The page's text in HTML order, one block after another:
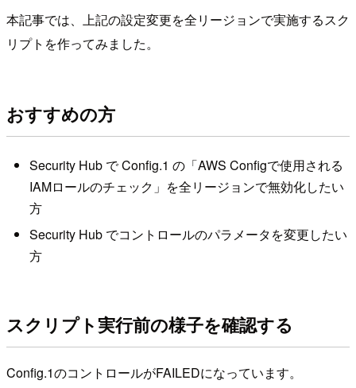
本記事では、上記の設定変更を全リージョンで実施するスク
リプトを作ってみました。
おすすめの方
Security Hub で Config.1 の「AWS Configで使用される
IAMロールのチェック」を全リージョンで無効化したい
方
Security Hub でコントロールのパラメータを変更したい
方
スクリプト実行前の様子を確認する
Config.1のコントロールがFAILEDになっています。